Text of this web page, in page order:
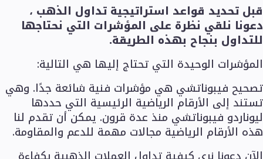
قبل تحديد قواعد استراتيجية تداول الذهب ،
دعونا نلقي نظرة على المؤشرات التي نحتاجها
للتداول بنجاح بهذه الطريقة.
المؤشرات الوحيدة التي تحتاج إليها هي التالية:
تصحيح فيبوناتشي هي مؤشرات فنية شائعة جدًا. وهي
تستند إلى الأرقام الرياضية الرئيسية التي حددها
ليوناردو فيبوناتشي منذ عدة قرون. يمكن أن تقدم لنا
هذه الأرقام الرياضية مجالات مهمة للدعم والمقاومة.